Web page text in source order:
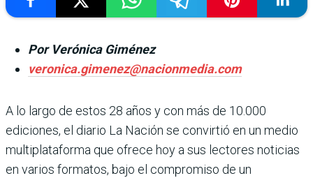
Por Verónica Giménez
veronica.gimenez@nacionmedia.com
A lo largo de estos 28 años y con más de 10.000
ediciones, el diario La Nación se convirtió en un medio
multiplataforma que ofrece hoy a sus lectores noticias
en varios formatos, bajo el compromiso de un